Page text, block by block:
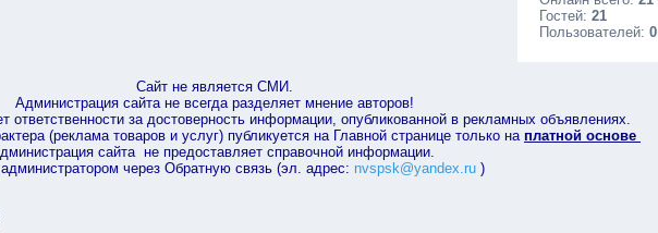
Гостей:21
Пользователей:0
Сайт не является СМИ.
Администрация сайта не всегда разделяет мнение авторов!
ответственности за достоверность информации, опубликованной в рекламных объявлениях.
(реклама товаров и услуг) публикуется на Главной странице только на платной основе
сайта не предоставляет справочной информации.
через Обратную связь (эл. адрес: nvspsk@yandex.ru)